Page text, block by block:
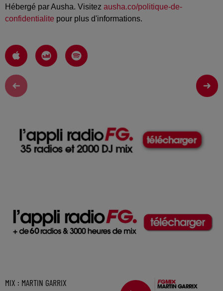
Hébergé par Ausha. Visitez ausha.co/politique-de-
confidentialite pour plus d'informations.
MIX : MARTIN GARRIX